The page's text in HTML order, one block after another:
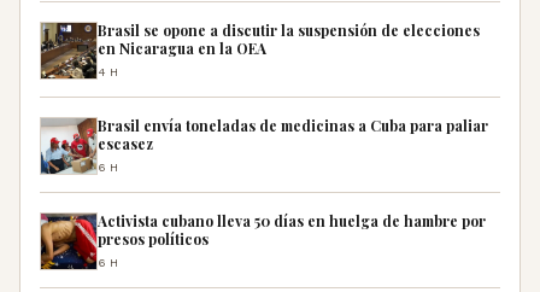
Brasil se opone a discutir la suspensión de elecciones
en Nicaragua en la OEA
4H
Brasil envía toneladas de medicinas a Cuba para paliar
escasez
6H
Activista cubano lleva 50 días en huelga de hambre por
presos políticos
6H